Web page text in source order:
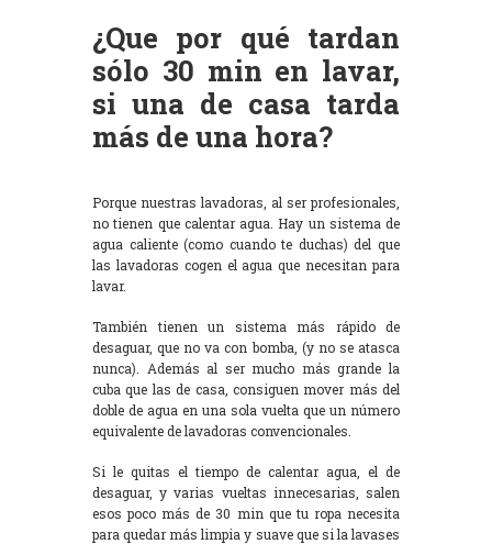
¿Que por qué tardan
sólo 30 min en lavar,
si una de casa tarda
más de una hora?
Porque nuestras lavadoras, al ser profesionales,
no tienen que calentar agua. Hay un sistema de
agua caliente (como cuando te duchas) del que
las lavadoras cogen el agua que necesitan para
lavar.
También tienen un sistema más rápido de
desaguar, que no va con bomba, (y no se atasca
nunca). Además al ser mucho más grande la
cuba que las de casa, consiguen mover más del
doble de agua en una sola vuelta que un número
equivalente de lavadoras convencionales.
Si le quitas el tiempo de calentar agua, el de
desaguar, y varias vueltas innecesarias, salen
esos poco más de 30 min que tu ropa necesita
para quedar más limpia y suave que si la lavases